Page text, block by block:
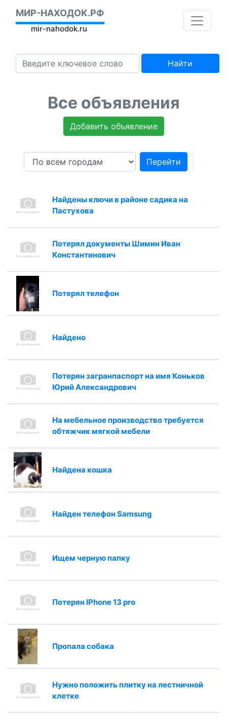
МИР-НАХОДОК.РФ
mir-nahodok.ru
Найти
Все объявления
Добавить объявление
Перейти
Найдены ключи в районе садика на
Пастухова
Потерял документы Шимин Иван
Константинович
Потерял телефон
Найдено
Потерян загранпаспорт на имя Коньков
Юрий Александрович
На мебельное производство требуется
обтяжчик мягкой мебели
Найдена кошка
Найден телефон Samsung
Ищем черную папку
Потерян IPhone 13 pro
Пропала собака
Нужно положить плитку на лестничной
клетке